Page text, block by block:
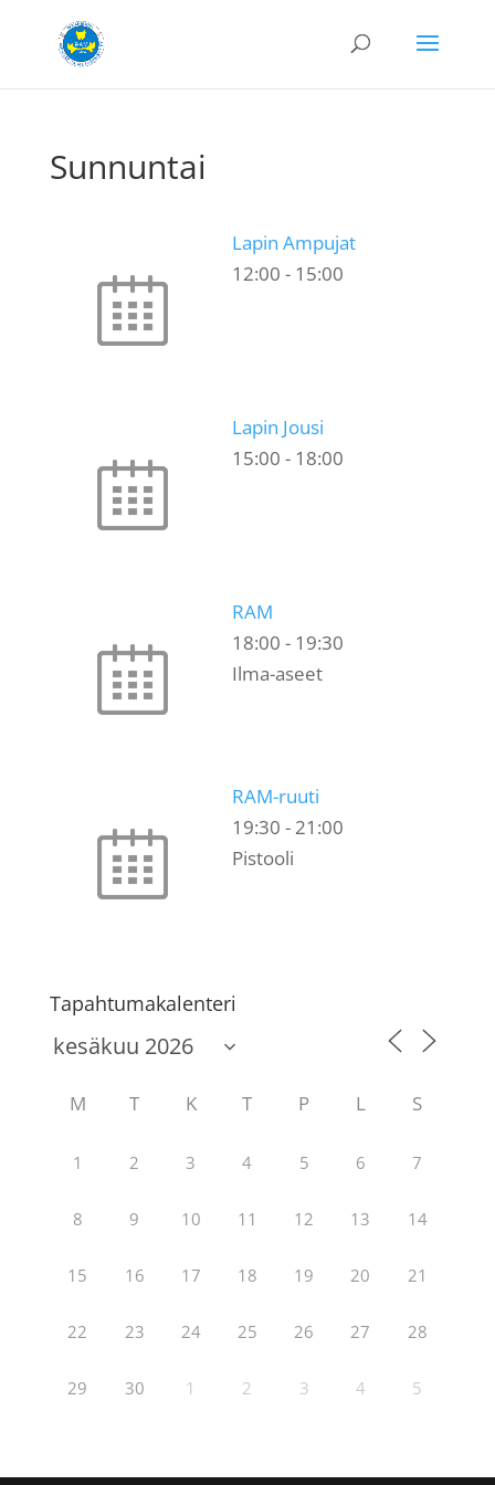
Sunnuntai
Lapin Ampujat
12:00 - 15:00
Lapin Jousi
15:00 - 18:00
RAM
18:00 - 19:30
Ilma-aseet
RAM-ruuti
19:30 -21:00
Pistooli
Tapahtumakalenteri
M T K T P L S
1 2 3 4 5 6 7
8 9 10 11 12 13 14
15 16 17 18 19 20 21
22 23 24 25 26 27 28
29 30 1 2 3 4 5